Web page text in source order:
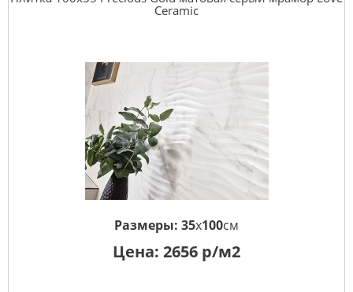
Ceramic
Размеры: 35x100см
Цена: 2656 р/м2